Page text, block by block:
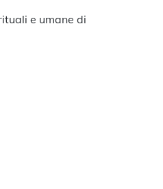
e umane di